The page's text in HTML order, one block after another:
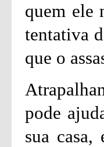
quem ele
tentativa
que o
pode
sua